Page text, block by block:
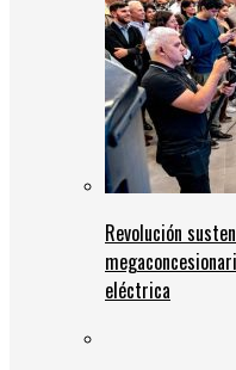
Revolución
eléctrica